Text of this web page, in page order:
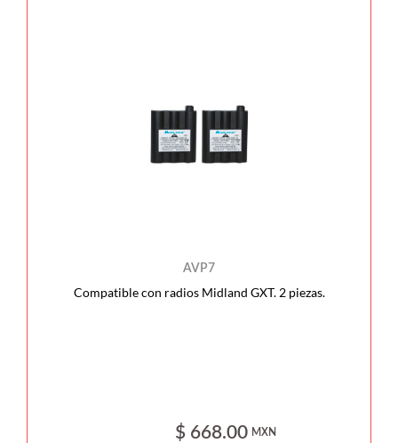
AVP7
Compatible con radios Midland GXT. 2 piezas.
$ 668.00 MXN